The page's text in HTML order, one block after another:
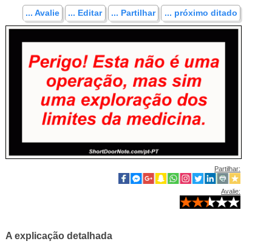
... Avalie ... Editar ... Partilhar ... próximo ditado
Partilhar:
Avalie:
A explicação detalhada